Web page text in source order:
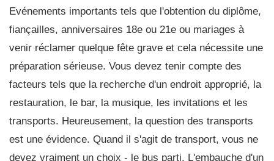
Evénements importants tels que l'obtention du diplôme,
fiançailles, anniversaires 18e ou 21e ou mariages à
venir réclamer quelque fête grave et cela nécessite une
préparation sérieuse. Vous devez tenir compte des
facteurs tels que la recherche d'un endroit approprié, la
restauration, le bar, la musique, les invitations et les
transports. Heureusement, la question des transports
est une évidence. Quand il s'agit de transport, vous ne
devez vraiment un choix - le bus parti. L'embauche d'un